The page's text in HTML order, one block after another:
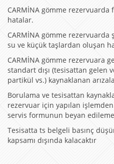
CARMİNA gömme rezervuarda
hatalar.
CARMİNA gömme rezervuarda
su ve küçük taşlardan oluşan
CARMİNA gömme rezervuara
standart dışı (tesisattan gelen
partikül vs.) kaynaklanan
Borulama ve tesisattan
rezervuar için yapılan
servis formunun beyan
Tesisatta ts belgeli basınç
kapsamı dışında kalacaktır